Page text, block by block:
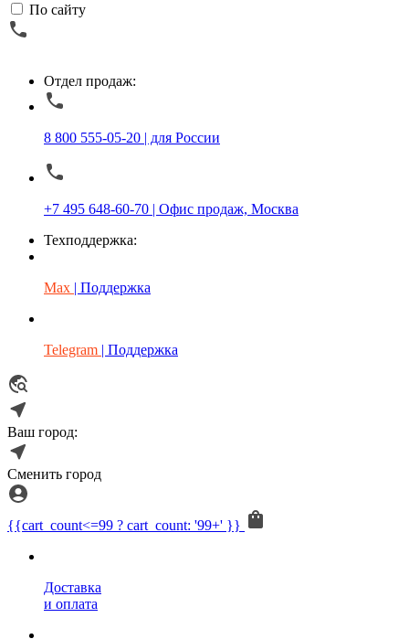
По сайту
Отдел продаж:
8 800 555-05-20 | для России
+7 495 648-60-70 | Офис продаж, Москва
Техподдержка:
Max | Поддержка
Telegram | Поддержка
Ваш город:
Сменить город
{{cart_count<=99 ? cart_count: '99+' }}
Доставка
и оплата